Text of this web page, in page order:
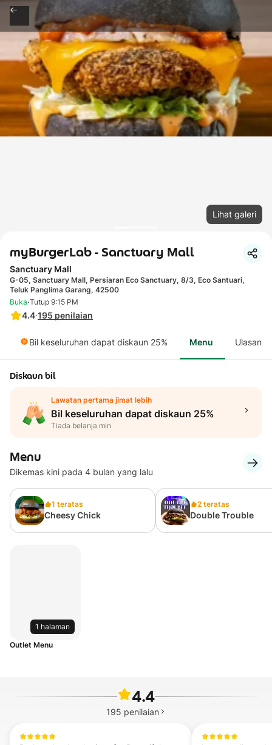
Lihat galeri
myBurgerLab - Sanctuary Mall
Sanctuary Mall
G-05, Sanctuary Mall, Persiaran Eco Sanctuary, 8/3, Eco Santuari,
Teluk Panglima Garang, 42500
4.4·195 penilaian
Buka·Tutup 9:15 PM
Bil keseluruhan dapat diskaun 25% Menu Ulasan
Diskaun bil
Lawatan pertama jimat lebih
Bil keseluruhan dapat diskaun 25%
Tiada belanja min
Menu
Dikemas kini pada 4 bulan yang lalu
1 teratas
Cheesy Chick
2 teratas
Double Trouble
1 halaman
Outlet Menu
4.4
195 penilaian